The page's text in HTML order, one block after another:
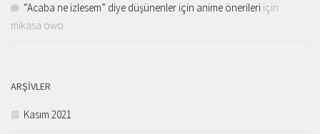
“Acaba ne izlesem” diye düşünenler için anime önerileri için
mikasa owo
ARŞIVLER
Kasım 2021